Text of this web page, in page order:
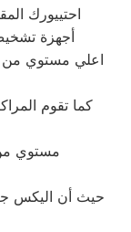
احتييورك
أجهزة
اعلي مستوي من
كما تقوم
مستوي من
حيث أن اليكس